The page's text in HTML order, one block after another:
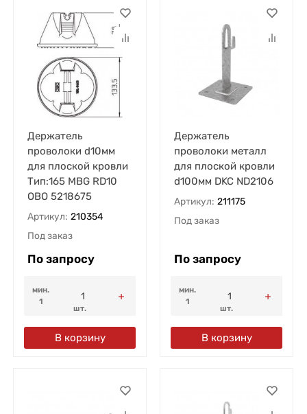
Держатель
проволоки d10мм
для плоской кровли
Тип:165 MBG RD10
OBO 5218675
Артикул: 210354
Под заказ
По запросу
мин.
1
шт.
В корзину
Держатель
проволоки металл
для плоской кровли
d100мм DKC ND2106
Артикул: 211175
Под заказ
По запросу
мин.
1
шт.
В корзину